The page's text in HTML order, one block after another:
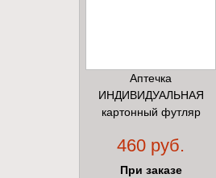
Аптечка
ИНДИВИДУАЛЬНАЯ
картонный футляр
460 руб.
При заказе